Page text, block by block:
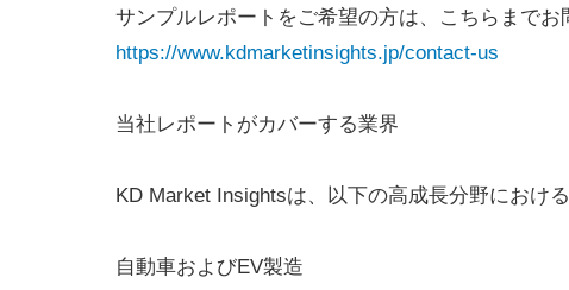
サンプルレポートをご希望の方は、こちらまでお
https://www.kdmarketinsights.jp/contact-us
当社レポートがカバーする業界
KD Market Insightsは、以下の高成長分野におけ
自動車およびEV製造